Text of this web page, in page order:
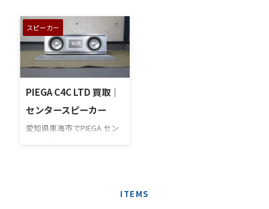
スピーカー
PIEGA C4C LTD 買取｜
センタースピーカー
愛知県東海市でPIEGA セン
ITEMS